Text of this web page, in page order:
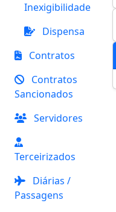
Inexigibilidade
Dispensa
Contratos
Contratos
Sancionados
Servidores
Terceirizados
Diárias /
Passagens